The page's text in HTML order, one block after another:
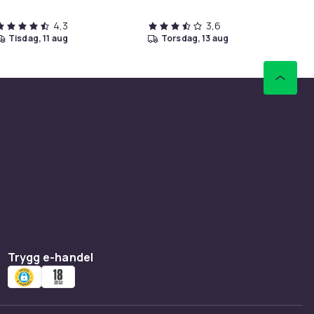
4,3
tisdag, 11 aug
3,6
torsdag, 13 aug
Trygg e-handel